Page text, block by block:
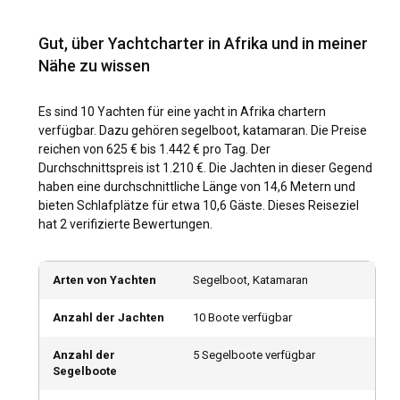
Chartern Sie eine Yacht in Afrika und entdecken Sie
spektakuläre Segelreviere. Für wilde Schönheit und
Ostkapregion. Wenn Sie sich für antike Kultur und
Geschichte interessieren, bietet der Nil in Ägypten eine
interessante Segelroute. Die Seychellen und Mauritius
bieten mit ihren azurblauen Gewässern und Korallenriffen
ein paradiesisches Segelerlebnis. Für Abenteuerlustige
bietet Madagaskars einzigartige Flora und Fauna
faszinierende Möglichkeiten zur Erkundung. Die Navigation
chartern?
Da sich Afrika über den Äquator erstreckt, gibt es auf dem
Kontinent unterschiedliche Klimazonen. Für Regionen in
Gut, über Yachtcharter in Afrika und in meiner
Nähe zu wissen
Es sind 10 Yachten für eine yacht in Afrika chartern
verfügbar. Dazu gehören segelboot, katamaran. Die Preise
reichen von 625 € bis 1.442 € pro Tag. Der
Durchschnittspreis ist 1.210 €. Die Jachten in dieser Gegend
haben eine durchschnittliche Länge von 14,6 Metern und
bieten Schlafplätze für etwa 10,6 Gäste. Dieses Reiseziel
hat 2 verifizierte Bewertungen.
Arten von Yachten Segelboot, Katamaran
Anzahl der Jachten 10 Boote verfügbar
Anzahl der
Segelboote
5 Segelboote verfügbar